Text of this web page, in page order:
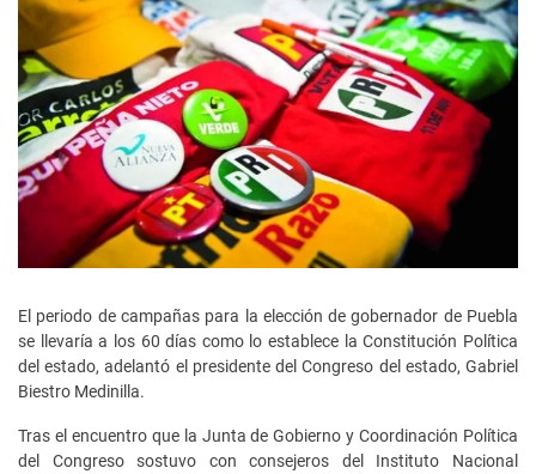
El periodo de campañas para la elección de gobernador de Puebla
se llevaría a los 60 días como lo establece la Constitución Política
del estado, adelantó el presidente del Congreso del estado, Gabriel
Biestro Medinilla.
Tras el encuentro que la Junta de Gobierno y Coordinación Política
del Congreso sostuvo con consejeros del Instituto Nacional